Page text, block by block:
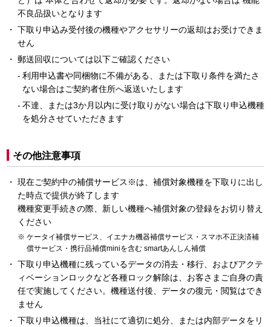
不良品扱いとなります
下取り申込み受付後の機種やアクセサリーの返却はお受けできま
せん
郵送回収については以下ご確認ください
利用申込書や同梱物に不備がある、または下取り条件を満たさ
ない場合はご契約者住所へ返送いたします
不達、または3か月以内に受け取りがない場合は下取り申込機種
を処分させていただきます
その他注意事項
現在ご契約中の補償サービス※は、補償対象機種を下取りに出し
た時点で提供が終了します
機種変更手続きの際、新しい機種へ補償対象の登録をお切り替え
ください
ケータイ補償サービス、イエナカ機器補償サービス・スマホ不正決済補
償サービス・携行品補償miniを含む smartあんしん補償
下取り申込機種に残っているデータの消去・移行、およびアクテ
ィベーションロックなど各種ロック解除は、お客さまご自身の責
任で実施してください。機種送付後、データの復元・閲覧はでき
ません
下取り申込機種は、当社にて適切に処分、または内部データをリ